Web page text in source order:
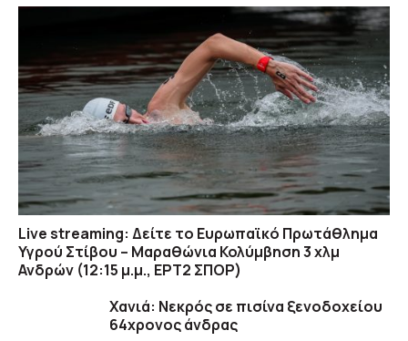
Live streaming: Δείτε το Ευρωπαϊκό Πρωτάθλημα
Υγρού Στίβου – Μαραθώνια Κολύμβηση 3 χλμ
Ανδρών (12:15 μ.μ., ΕΡΤ2 ΣΠΟΡ)
Χανιά: Νεκρός σε πισίνα ξενοδοχείου
64χρονος άνδρας